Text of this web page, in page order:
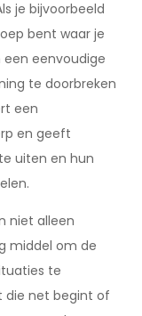
je bijvoorbeeld
bent waar je
eenvoudige
te doorbreken
een
en geeft
uiten en hun
niet alleen
middel om de
te
die net begint of